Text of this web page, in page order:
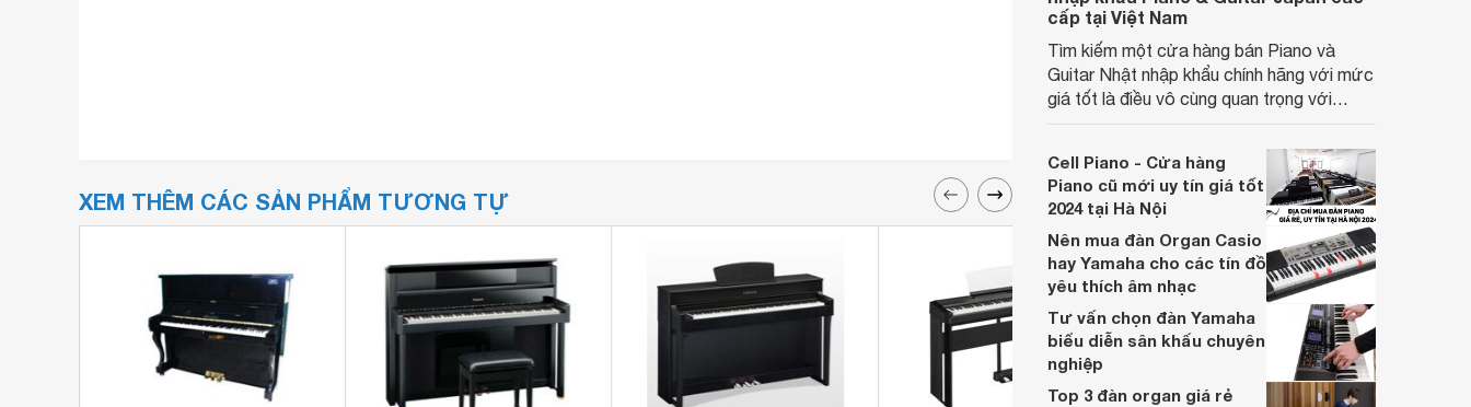
XEM THÊM CÁC SẢN PHẨM TƯƠNG TỰ
cấp tại Việt Nam
Tìm kiếm một cửa hàng bán Piano và
Guitar Nhật nhập khẩu chính hãng với mức
giá tốt là điều vô cùng quan trọng với
sống tại các thành phố lớn như TP.HCM.
Dưới đây là top 5 địa chỉ bán Piano,
Guitar Japan uy tín, giá rẻ mà
Websosanh.vn muốn giới thiệu cho bạn.
Cell Piano - Cửa hàng
Piano cũ mới uy tín giá tốt
2024 tại Hà Nội
Nên mua đàn Organ Casio
hay Yamaha cho các tín đồ
yêu thích âm nhạc
Tư vấn chọn đàn Yamaha
biểu diễn sân khấu chuyên
nghiệp
Top 3 đàn organ giá rẻ